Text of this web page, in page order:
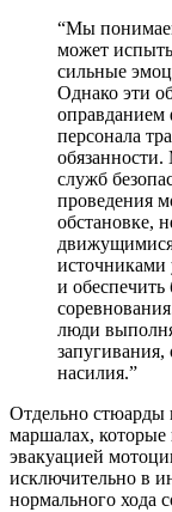
“Мы
может
сильные
Однако эти
оправданием
персонала
служб
проведения
обстановке,
источниками
и обеспечить
люди
насилия.”
Отдельно стюарды
маршалах,
эвакуацией
исключительно в
нормального хода